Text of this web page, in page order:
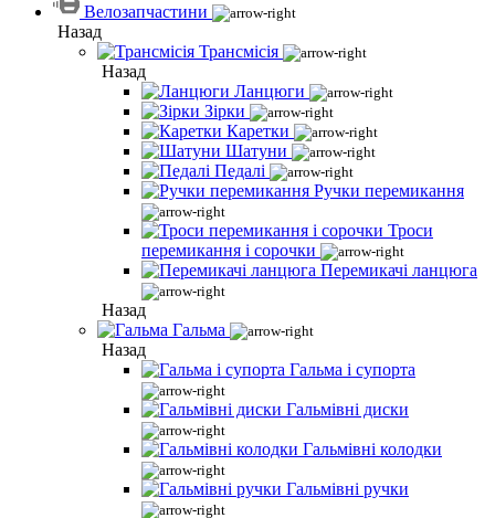
Велозапчастини
Назад
Трансмісія
Назад
Ланцюги
Зірки
Каретки
Шатуни
Педалі
Ручки перемикання
Троси
перемикання і сорочки
Перемикачі ланцюга
Назад
Гальма
Назад
Гальма і супорта
Гальмівні диски
Гальмівні колодки
Гальмівні ручки